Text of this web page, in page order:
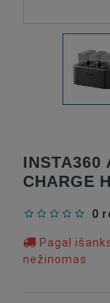
INSTA360
CHARGE
0
Pagal
nežinomas